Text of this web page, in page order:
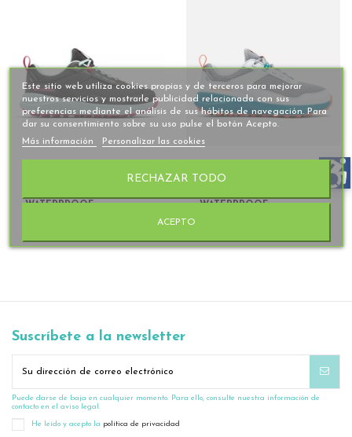
WATERPROOF
80,00 € IMPERMEABLE
WATERPROOF
Suscríbete a la newsletter
Puede darse de baja en cualquier momento. Para ello, consulte nuestra información de
contacto en el aviso legal.
He leído y acepto la política de privacidad
Este sitio web utiliza cookies propias y de terceros para mejorar
nuestros servicios y mostrarle publicidad relacionada con sus
preferencias mediante el análisis de sus hábitos de navegación. Para
dar su consentimiento sobre su uso pulse el botón Acepto.
Más información
Personalizar las cookies
RECHAZAR TODO
ACEPTO